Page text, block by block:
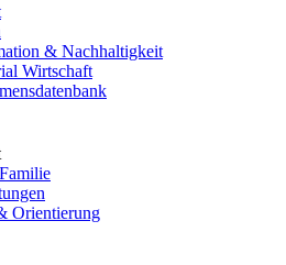
& Nachhaltigkeit
Wirtschaft
Orientierung